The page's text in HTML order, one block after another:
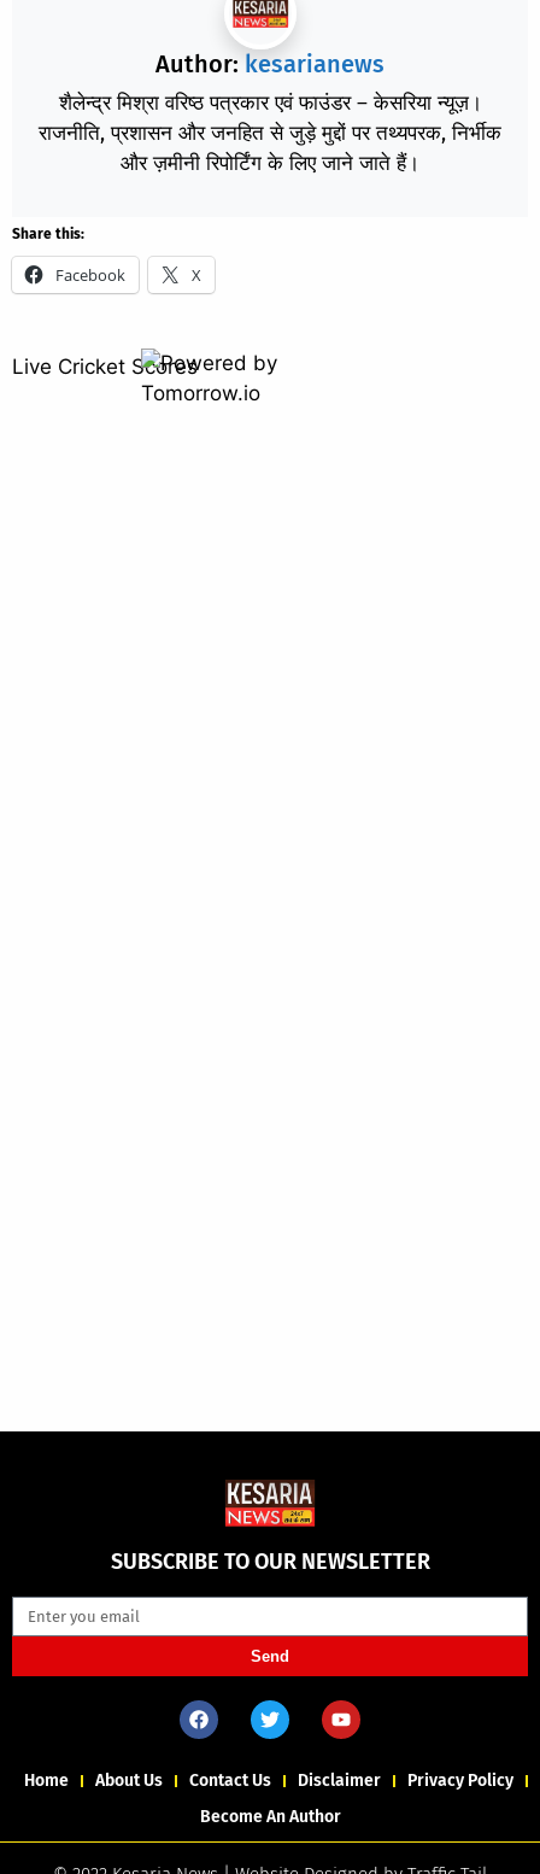
Author: kesarianews
शैलेन्द्र मिश्रा वरिष्ठ पत्रकार एवं फाउंडर – केसरिया न्यूज़।
राजनीति, प्रशासन और जनहित से जुड़े मुद्दों पर तथ्यपरक, निर्भीक
और ज़मीनी रिपोर्टिंग के लिए जाने जाते हैं।
Share this:
Facebook X
Live Cricket Scores
SUBSCRIBE TO OUR NEWSLETTER
Send
Home About Us Contact Us Disclaimer
Privacy Policy
Become An Author